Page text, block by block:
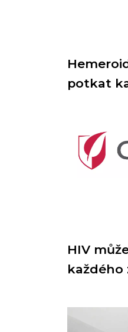
potkat
HIV
každého